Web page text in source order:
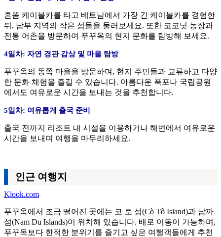
혼똠 케이블카를 타고 베트남에서 가장 긴 케이블카를 경험한
뒤, 남부 지역의 작은 섬들을 둘러보세요. 또한 코코넛 농장과
전통 어촌을 방문하여 푸꾸옥의 현지 문화를 탐방해 보세요.
4일차: 자연 경관 감상 및 마을 탐방
푸꾸옥의 동쪽 마을을 방문하며, 현지 주민들과 교류하고 다양
한 문화 체험을 즐길 수 있습니다. 아름다운 폭포나 국립공원
에서도 여유로운 시간을 보내는 것을 추천합니다.
5일차: 여유롭게 출국 준비
출국 전까지 리조트 내 시설을 이용하거나 해변에서 여유로운
시간을 보내며 여행을 마무리하세요.
인근 여행지
Klook.com
푸꾸옥에서 조금 떨어진 곳에는 코 토 섬(Cò Tô Island)과 남까
섬(Nam Du Islands)이 위치해 있습니다. 배로 이동이 가능하며,
푸꾸옥보다 한적한 분위기를 즐기고 싶은 여행객들에게 추천